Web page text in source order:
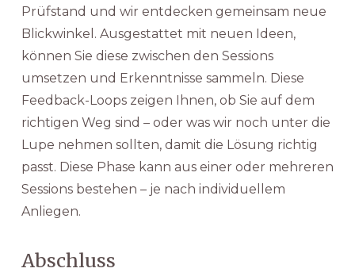
Prüfstand und wir entdecken gemeinsam neue
Blickwinkel. Ausgestattet mit neuen Ideen,
können Sie diese zwischen den Sessions
umsetzen und Erkenntnisse sammeln. Diese
Feedback-Loops zeigen Ihnen, ob Sie auf dem
richtigen Weg sind – oder was wir noch unter die
Lupe nehmen sollten, damit die Lösung richtig
passt. Diese Phase kann aus einer oder mehreren
Sessions bestehen – je nach individuellem
Anliegen.
Abschluss